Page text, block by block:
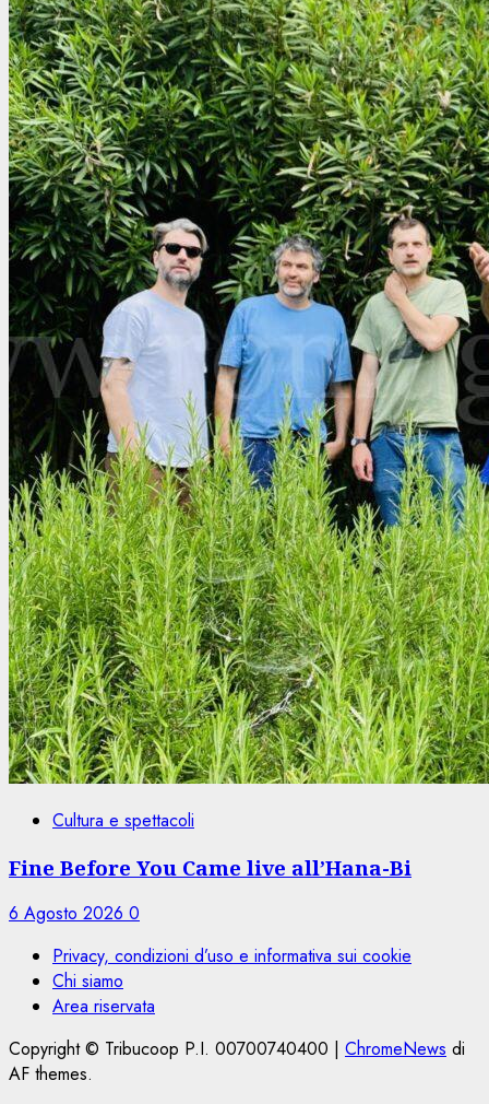
Cultura e spettacoli
Fine Before You Came live all’Hana-Bi
6 Agosto 2026 0
Privacy, condizioni d’uso e informativa sui cookie
Chi siamo
Area riservata
Copyright © Tribucoop P.I. 00700740400 | ChromeNews di
AF themes.